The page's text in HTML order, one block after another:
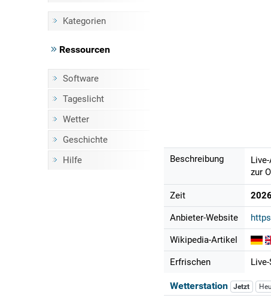
Kategorien
Ressourcen
Software
Tageslicht
Wetter
Geschichte
Hilfe
Beschreibung
zur
Zeit
Anbieter-Website
Wikipedia-Artikel
Erfrischen
Wetterstation Jetzt